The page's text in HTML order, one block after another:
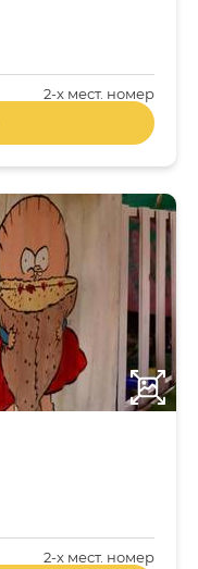
2-x мест. номер
2-x мест. номер